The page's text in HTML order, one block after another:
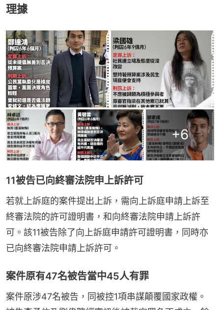
理據
+6
11被告已向終審法院申上訴許可
若就上訴庭的案件提出上訴，需向上訴庭申請上訴至
終審法院的許可證明書，和向終審法院申請上訴許
可。該11被告除了向上訴庭申請許可證明書，同時亦
已向終審法院申請上訴許可。
案件原有47名被告當中45人有罪
案件原涉47名被告，同被控1項串謀顛覆國家政權。